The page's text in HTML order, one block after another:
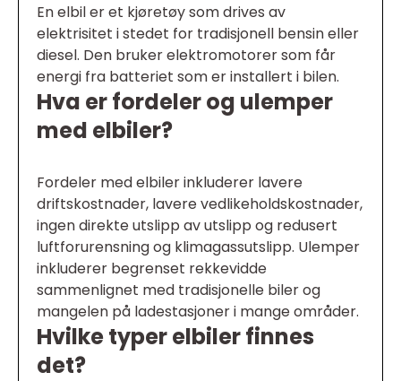
En elbil er et kjøretøy som drives av
elektrisitet i stedet for tradisjonell bensin eller
diesel. Den bruker elektromotorer som får
energi fra batteriet som er installert i bilen.
Hva er fordeler og ulemper
med elbiler?
Fordeler med elbiler inkluderer lavere
driftskostnader, lavere vedlikeholdskostnader,
ingen direkte utslipp av utslipp og redusert
luftforurensning og klimagassutslipp. Ulemper
inkluderer begrenset rekkevidde
sammenlignet med tradisjonelle biler og
mangelen på ladestasjoner i mange områder.
Hvilke typer elbiler finnes
det?